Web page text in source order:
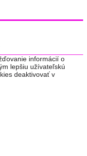
informácií o
lepšiu užívateľskú
deaktivovať v